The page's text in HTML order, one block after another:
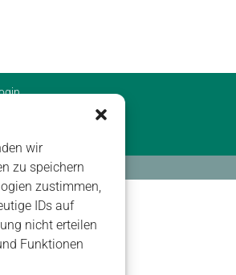
wir
zu speichern
zustimmen,
IDs auf
nicht erteilen
Funktionen